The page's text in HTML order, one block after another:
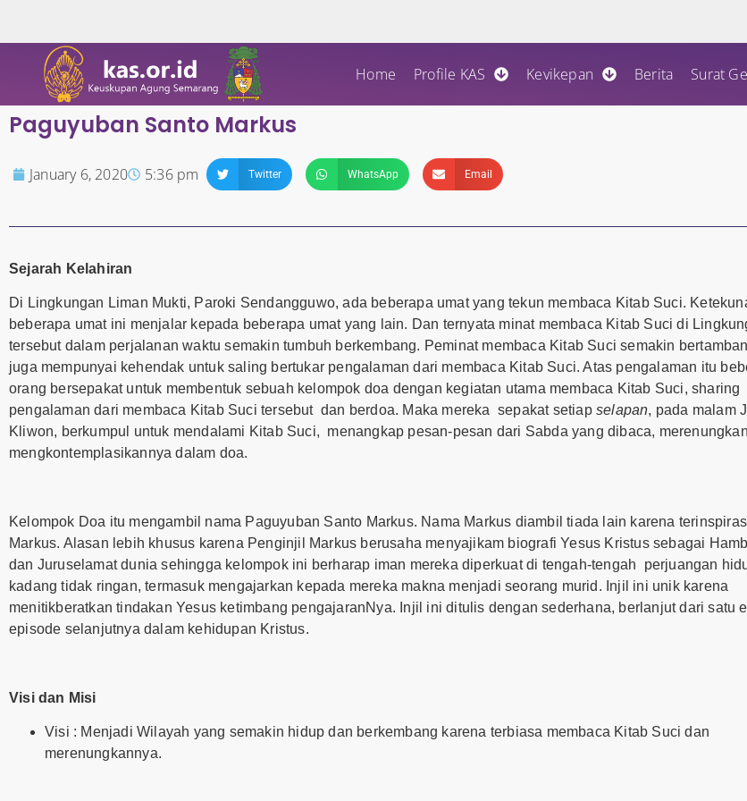
Home Profile KAS Kevikepan Berita Surat
Paguyuban Santo Markus
January 6, 2020 5:36 pm Twitter WhatsApp Email
Sejarah Kelahiran
Di Lingkungan Liman Mukti, Paroki Sendangguwo, ada beberapa umat yang tekun membaca Kitab Suci.
beberapa umat ini menjalar kepada beberapa umat yang lain. Dan ternyata minat membaca Kitab Suci di
tersebut dalam perjalanan waktu semakin tumbuh berkembang. Peminat membaca Kitab Suci semakin
juga mempunyai kehendak untuk saling bertukar pengalaman dari membaca Kitab Suci. Atas pengalaman itu
orang bersepakat untuk membentuk sebuah kelompok doa dengan kegiatan utama membaca Kitab Suci, sharing
pengalaman dari membaca Kitab Suci tersebut dan berdoa. Maka mereka sepakat setiapselapan, pada malam
Kliwon, berkumpul untuk mendalami Kitab Suci, menangkap pesan-pesan dari Sabda yang dibaca,
mengkontemplasikannya dalam doa.
Kelompok Doa itu mengambil nama Paguyuban Santo Markus. Nama Markus diambil tiada lain karena
Markus. Alasan lebih khusus karena Penginjil Markus berusaha menyajikam biografi Yesus Kristus sebagai
dan Juruselamat dunia sehingga kelompok ini berharap iman mereka diperkuat di tengah-tengah perjuangan
kadang tidak ringan, termasuk mengajarkan kepada mereka makna menjadi seorang murid. Injil ini unik karena
menitikberatkan tindakan Yesus ketimbang pengajaranNya. Injil ini ditulis dengan sederhana, berlanjut dari satu
episode selanjutnya dalam kehidupan Kristus.
Visi dan Misi
Visi : Menjadi Wilayah yang semakin hidup dan berkembang karena terbiasa membaca Kitab Suci dan
merenungkannya.